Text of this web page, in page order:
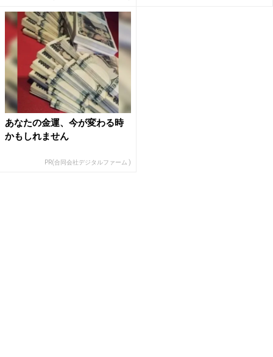
あなたの金運、今が変わる時
かもしれません
PR(合同会社デジタルファーム )